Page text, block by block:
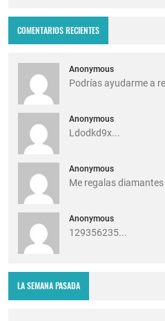
COMENTARIOS RECIENTES
Anonymous
Podrías ayudarme a
Anonymous
Ldodkd9x...
Anonymous
Me regalas
Anonymous
129356235...
LA SEMANA PASADA